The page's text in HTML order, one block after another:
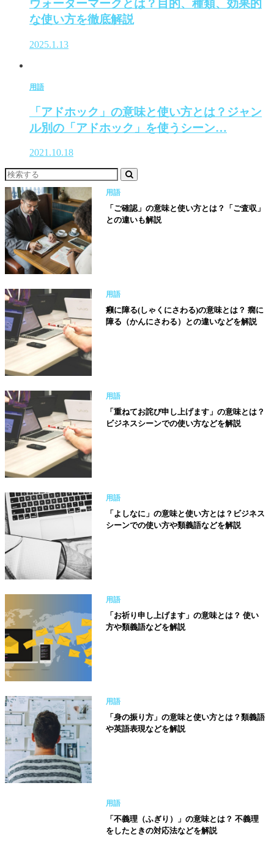
ウォーターマークとは？目的、種類、効果的
な使い方を徹底解説
2025.1.13
用語
「アドホック」の意味と使い方とは？ジャン
ル別の「アドホック」を使うシーン…
2021.10.18
用語
「ご確認」の意味と使い方とは？「ご査収」
との違いも解説
用語
癪に障る(しゃくにさわる)の意味とは？ 癇に
障る（かんにさわる）との違いなどを解説
用語
「重ねてお詫び申し上げます」の意味とは？
ビジネスシーンでの使い方などを解説
用語
「よしなに」の意味と使い方とは？ビジネス
シーンでの使い方や類義語などを解説
用語
「お祈り申し上げます」の意味とは？ 使い
方や類義語などを解説
用語
「身の振り方」の意味と使い方とは？類義語
や英語表現などを解説
用語
「不義理（ふぎり）」の意味とは？ 不義理
をしたときの対応法などを解説